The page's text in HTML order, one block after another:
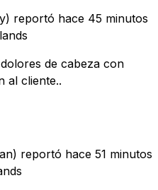
reportó hace 45 minutos
de cabeza con
al cliente..
reportó hace 51 minutos